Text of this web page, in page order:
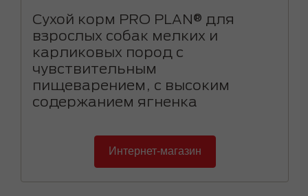
Сухой корм PRO PLAN® для
взрослых собак мелких и
карликовых пород с
чувствительным
пищеварением, с высоким
содержанием ягненка
Интернет-магазин